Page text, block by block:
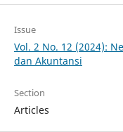
Issue
Vol. 2 No. 12 (2024):
dan Akuntansi
Section
Articles